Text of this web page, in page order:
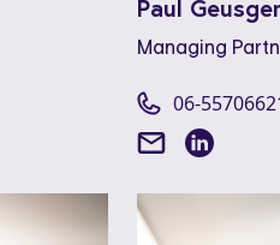
Paul
Managing
06-